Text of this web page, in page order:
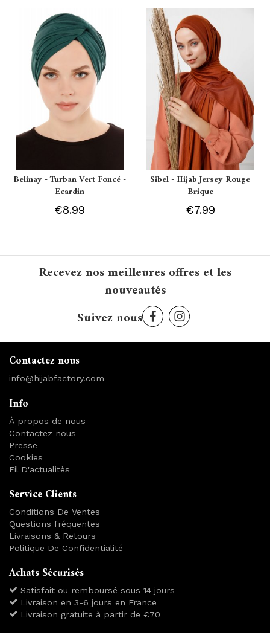
Belinay - Turban Vert Foncé -
Ecardin
€8.99
Sibel - Hijab Jersey Rouge
Brique
€7.99
Recevez nos meilleures offres et les
nouveautés
Suivez nous
Contactez nous
info@hijabfactory.com
Info
À propos de nous
Contactez nous
Presse
Cookies
Fil D'actualitès
Service Clients
Conditions De Ventes
Questions fréquentes
Livraisons & Retours
Politique De Confidentialité
Achats Sécurisés
Satisfait ou remboursé sous 14 jours
Livraison en 3-6 jours en France
Livraison gratuite à partir de €70